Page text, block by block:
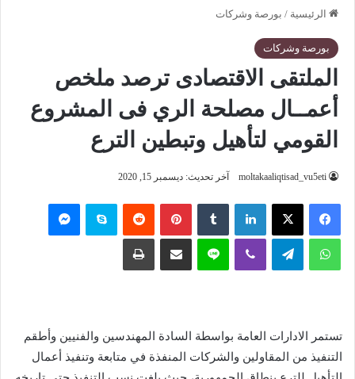
الرئيسية / بورصة وشركات
بورصة وشركات
الملتقى الاقتصادى ترصد ملخص
أعمــال مصلحة الري فى المشروع
القومي لتأهيل وتبطين الترع
moltakaaliqtisad_vu5eti آخر تحديث: ديسمبر 15, 2020
فيسبوك ‫X لينكدإن بينتيريست سكايب
واتساب تيلقرام لاين
تستمر الادارات العامة بواسطة السادة المهندسين والفنيين وأطقم
التنفيذ من المقاولين والشركات المنفذة في متابعة وتنفيذ أعمال